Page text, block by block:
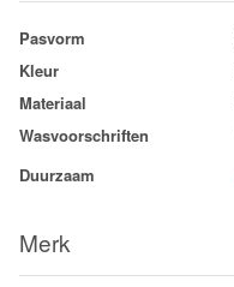
Pasvorm
Kleur
Materiaal
Wasvoorschriften
Duurzaam
Merk